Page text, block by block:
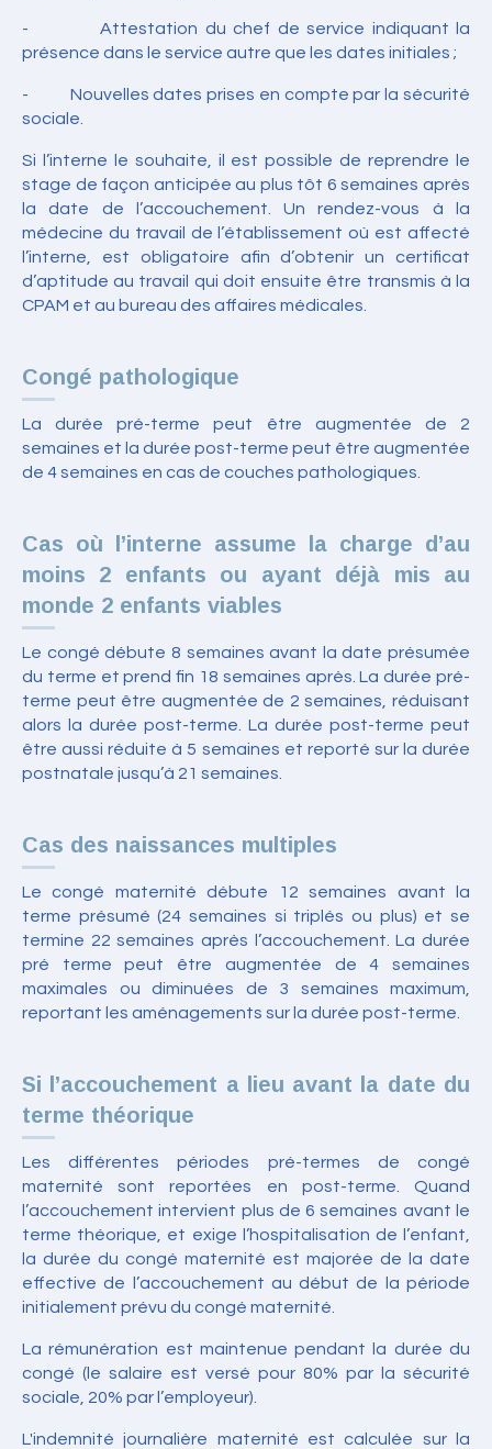
- Attestation du chef de service indiquant la
présence dans le service autre que les dates initiales ;
- Nouvelles dates prises en compte par la sécurité
sociale.
Si l’interne le souhaite, il est possible de reprendre le
stage de façon anticipée au plus tôt 6 semaines après
la date de l’accouchement. Un rendez-vous à la
médecine du travail de l’établissement où est affecté
l’interne, est obligatoire afin d’obtenir un certificat
d’aptitude au travail qui doit ensuite être transmis à la
CPAM et au bureau des affaires médicales.
Congé pathologique
La durée pré-terme peut être augmentée de 2
semaines et la durée post-terme peut être augmentée
de 4 semaines en cas de couches pathologiques.
Cas où l’interne assume la charge d’au
moins 2 enfants ou ayant déjà mis au
monde 2 enfants viables
Le congé débute 8 semaines avant la date présumée
du terme et prend fin 18 semaines après. La durée pré-
terme peut être augmentée de 2 semaines, réduisant
alors la durée post-terme. La durée post-terme peut
être aussi réduite à 5 semaines et reporté sur la durée
postnatale jusqu’à 21 semaines.
Cas des naissances multiples
Le congé maternité débute 12 semaines avant la
terme présumé (24 semaines si triplés ou plus) et se
termine 22 semaines après l’accouchement. La durée
pré terme peut être augmentée de 4 semaines
maximales ou diminuées de 3 semaines maximum,
reportant les aménagements sur la durée post-terme.
Si l’accouchement a lieu avant la date du
terme théorique
Les différentes périodes pré-termes de congé
maternité sont reportées en post-terme. Quand
l’accouchement intervient plus de 6 semaines avant le
terme théorique, et exige l’hospitalisation de l’enfant,
la durée du congé maternité est majorée de la date
effective de l’accouchement au début de la période
initialement prévu du congé maternité.
La rémunération est maintenue pendant la durée du
congé (le salaire est versé pour 80% par la sécurité
sociale, 20% par l’employeur).
L'indemnité journalière maternité est calculée sur la